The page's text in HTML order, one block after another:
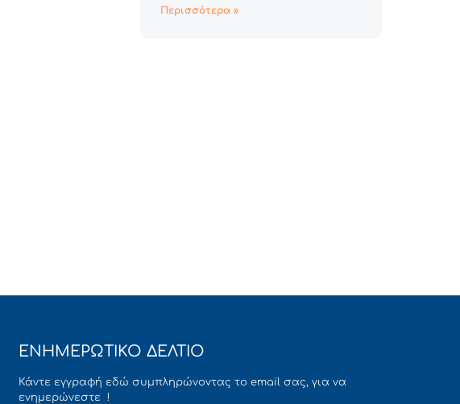
Περισσότερα »
ΕΝΗΜΕΡΩΤΙΚΟ ΔΕΛΤΙΟ
Κάντε εγγραφή εδώ συμπληρώνοντας το email σας, για να
ενημερώνεστε !